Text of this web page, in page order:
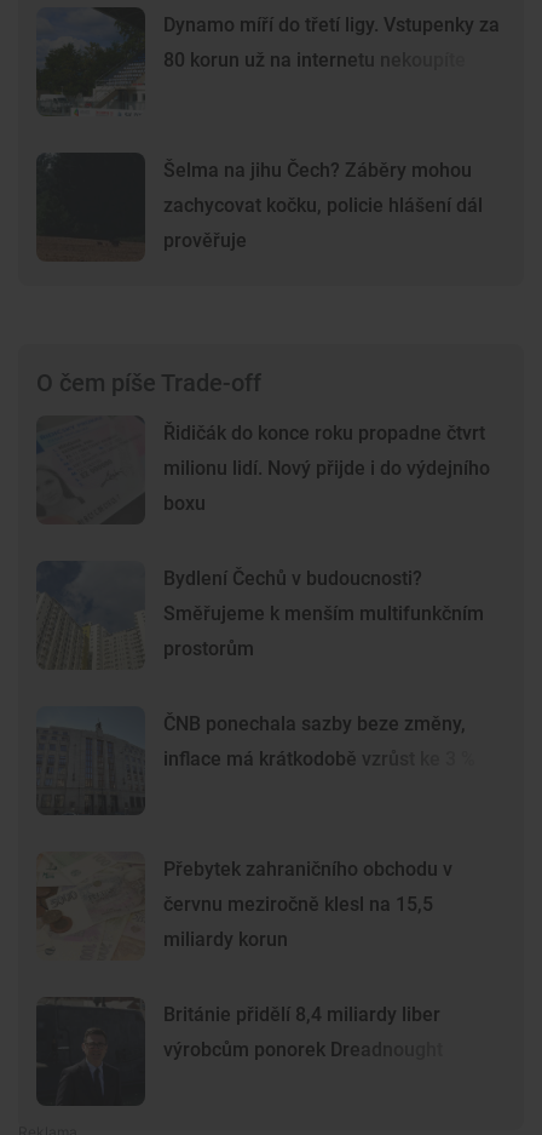
Dynamo míří do třetí ligy. Vstupenky za
80 korun už na internetu nekoupíte
Šelma na jihu Čech? Záběry mohou
zachycovat kočku, policie hlášení dál
prověřuje
O čem píše Trade-off
Řidičák do konce roku propadne čtvrt
milionu lidí. Nový přijde i do výdejního
boxu
Bydlení Čechů v budoucnosti?
Směřujeme k menším multifunkčním
prostorům
ČNB ponechala sazby beze změny,
inflace má krátkodobě vzrůst ke 3 %
Přebytek zahraničního obchodu v
červnu meziročně klesl na 15,5
miliardy korun
Británie přidělí 8,4 miliardy liber
výrobcům ponorek Dreadnought